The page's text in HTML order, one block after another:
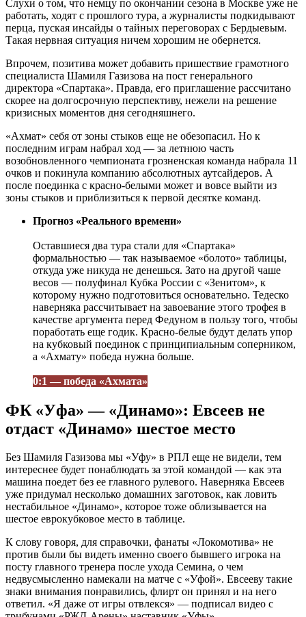
Слухи о том, что немцу по окончании сезона в Москве уже не
работать, ходят с прошлого тура, а журналисты подкидывают
перца, пуская инсайды о тайных переговорах с Бердыевым.
Такая нервная ситуация ничем хорошим не обернется.
Впрочем, позитива может добавить пришествие грамотного
специалиста Шамиля Газизова на пост генерального
директора «Спартака». Правда, его приглашение рассчитано
скорее на долгосрочную перспективу, нежели на решение
кризисных моментов дня сегодняшнего.
«Ахмат» себя от зоны стыков еще не обезопасил. Но к
последним играм набрал ход — за летнюю часть
возобновленного чемпионата грозненская команда набрала 11
очков и покинула компанию абсолютных аутсайдеров. А
после поединка с красно-белыми может и вовсе выйти из
зоны стыков и приблизиться к первой десятке команд.
Прогноз «Реального времени»
Оставшиеся два тура стали для «Спартака»
формальностью — так называемое «болото» таблицы,
откуда уже никуда не денешься. Зато на другой чаше
весов — полуфинал Кубка России с «Зенитом», к
которому нужно подготовиться основательно. Тедеско
наверняка рассчитывает на завоевание этого трофея в
качестве аргумента перед Федуном в пользу того, чтобы
поработать еще годик. Красно-белые будут делать упор
на кубковый поединок с принципиальным соперником,
а «Ахмату» победа нужна больше.
0:1 — победа «Ахмата»
ФК «Уфа» — «Динамо»: Евсеев не
отдаст «Динамо» шестое место
Без Шамиля Газизова мы «Уфу» в РПЛ еще не видели, тем
интереснее будет понаблюдать за этой командой — как эта
машина поедет без ее главного рулевого. Наверняка Евсеев
уже придумал несколько домашних заготовок, как ловить
нестабильное «Динамо», которое тоже облизывается на
шестое еврокубковое место в таблице.
К слову говоря, для справочки, фанаты «Локомотива» не
против были бы видеть именно своего бывшего игрока на
посту главного тренера после ухода Семина, о чем
недвусмысленно намекали на матче с «Уфой». Евсееву такие
знаки внимания понравились, флирт он принял и на него
ответил. «Я даже от игры отвлекся» — подписал видео с